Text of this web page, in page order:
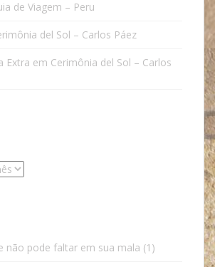
de Viagem – Peru
del Sol – Carlos Páez
Extra em Cerimônia del Sol – Carlos
não pode faltar em sua mala (1)